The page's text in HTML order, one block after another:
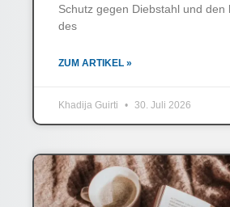
Schutz gegen Diebstahl und den
des
ZUM ARTIKEL »
Khadija Guirti 30. Juli 2026